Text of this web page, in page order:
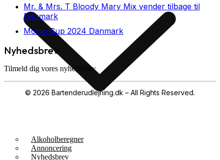
Alkoholberegner
Annoncering
Nyhedsbrev
Mr. & Mrs. T Bloody Mary Mix vender tilbage til
Danmark
Monin Cup 2024 Danmark
Nyhedsbrev
Tilmeld dig vores nyhedsbrev
© 2026 Bartenderudlejning.dk – All Rights Reserved.